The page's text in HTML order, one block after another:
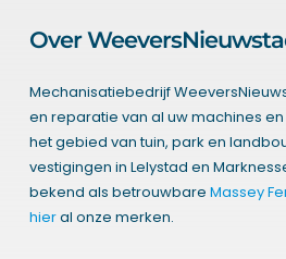
Over
Mechanisatiebedrijf
en reparatie van al uw machines
het gebied van tuin, park en
vestigingen in Lelystad en
bekend als betrouwbare Massey
hieral onze merken.